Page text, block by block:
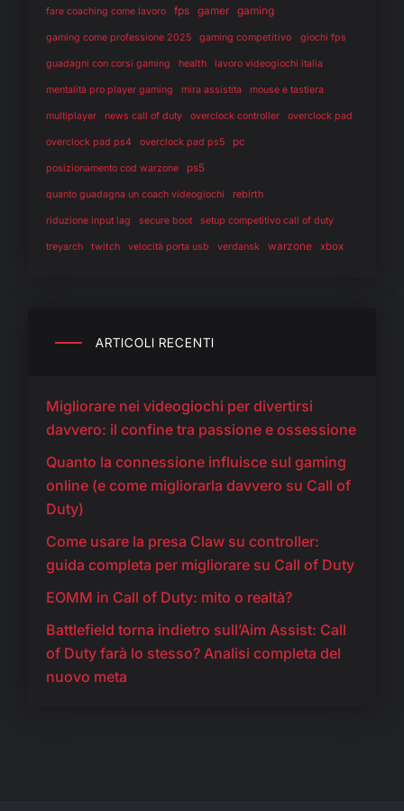
fare coaching come lavoro fps gamer gaming
gaming come professione 2025 gaming competitivo giochi fps
guadagni con corsi gaming health lavoro videogiochi italia
mentalità pro player gaming mira assistita mouse e tastiera
multiplayer news call of duty overclock controller overclock pad
overclock pad ps4 overclock pad ps5 pc
posizionamento cod warzone ps5
quanto guadagna un coach videogiochi rebirth
riduzione input lag secure boot setup competitivo call of duty
treyarch twitch velocità porta usb verdansk warzone xbox
ARTICOLI RECENTI
Migliorare nei videogiochi per divertirsi
davvero: il confine tra passione e ossessione
Quanto la connessione influisce sul gaming
online (e come migliorarla davvero su Call of
Duty)
Come usare la presa Claw su controller:
guida completa per migliorare su Call of Duty
EOMM in Call of Duty: mito o realtà?
Battlefield torna indietro sull’Aim Assist: Call
of Duty farà lo stesso? Analisi completa del
nuovo meta